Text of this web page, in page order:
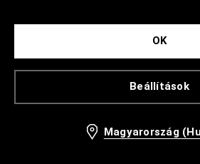
Beállítások
OK
Magyarország